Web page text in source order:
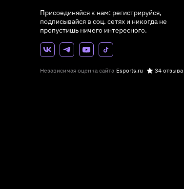
Присоединяйся к нам: регистрируйся,
подписывайся в соц. сетях и никогда не
пропустишь ничего интересного.
Независимая оценка сайта Esports.ru 34 отзыва